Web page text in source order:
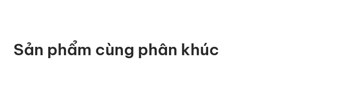
Sản phẩm cùng phân khúc